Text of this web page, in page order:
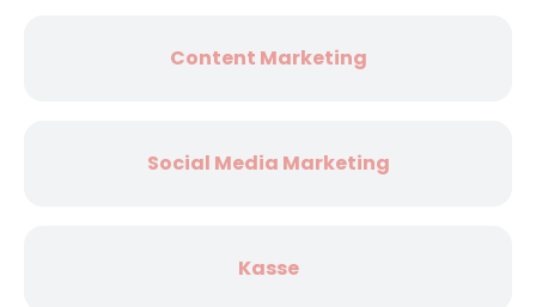
Content Marketing
Social Media Marketing
Kasse